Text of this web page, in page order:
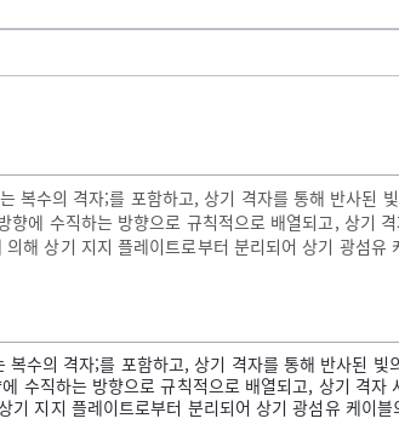
수의 격자;를 포함하고, 상기 격자를 통해 반사된
에 수직하는 방향으로 규칙적으로 배열되고, 상기
해 상기 지지 플레이트로부터 분리되어 상기 광섬
수의 격자;를 포함하고, 상기 격자를 통해 반사된
수직하는 방향으로 규칙적으로 배열되고, 상기 격
지지 플레이트로부터 분리되어 상기 광섬유 케이